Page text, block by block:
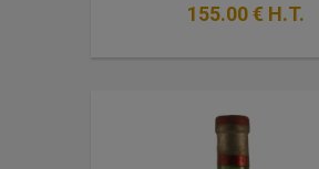
155.00€ H.T.